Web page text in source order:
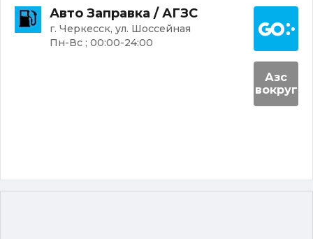
Авто Заправка / АГЗС
г. Черкесск, ул. Шоссейная
Пн-Вс ; 00:00-24:00
Азс
вокруг